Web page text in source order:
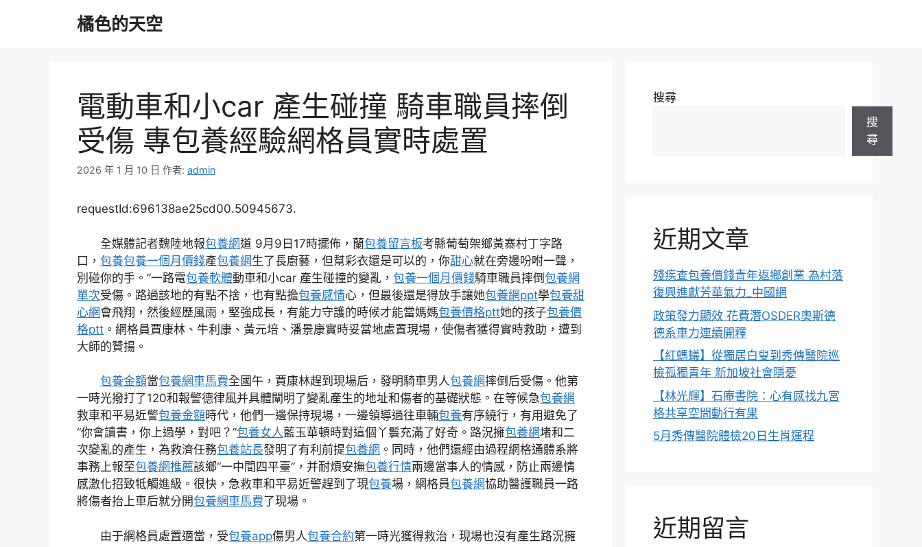
橘色的天空
電動車和小car 產生碰撞 騎車職員摔倒
受傷 專包養經驗網格員實時處置
2026 年 1 月 10 日 作者: admin
requestId:696138ae25cd00.50945673.
全媒體記者魏陸地報包養網道 9月9日17時擺佈，蘭包養留言板考縣葡萄架鄉黃寨村丁字路
口， 包養包養一個月價錢產包養網生了長廚藝，但幫彩衣還是可以的，你甜心就在旁邊吩咐一聲，
別碰你的手。”一路電包養軟體動車和小car 產生碰撞的變亂， 包養一個月價錢騎車職員摔倒包養網
單次受傷。路過該地的有點不捨，也有點擔包養感情心，但最後還是得放手讓她包養網ppt學包養甜
心網會飛翔，然後經歷風雨，堅強成長，有能力守護的時候才能當媽媽包養價格ptt她的孩子包養價
格ptt 。網格員賈康林、牛利康、黃元培、潘景康實時妥當地處置現場，使傷者獲得實時救助，遭到
大師的贊揚。
包養金額當包養網車馬費全國午，賈康林趕到現場后，發明騎車男人包養網摔倒后受傷。他第
一時光撥打了120和報警德律風并具體闡明了變亂產生的地址和傷者的基礎狀態。在等候急包養網
救車和平易近警包養金額時代，他們一邊保持現場，一邊領導過往車輛包養有序繞行，有用避免了
“你會讀書，你上過學，對吧？”包養女人藍玉華頓時對這個丫鬟充滿了好奇。路況擁包養網堵和二
次變亂的產生，為救濟任務包養站長發明了有利前提包養網 。同時，他們還經由過程網格通體系將
事務上報至包養網推薦該鄉“一中間四平臺”，并耐煩安撫包養行情兩邊當事人的情感，防止兩邊情
感激化招致牴觸進級。很快，急救車和平易近警趕到了現包養場，網格員包養網協助醫護職員一路
將傷者抬上車后就分開包養網車馬費了現場。
由于網格員處置適當，受包養app傷男人包養合約第一時光獲得救治，現場也沒有產生路況擁
搜尋
搜
尋
近期文章
殘疾查包養價錢青年返鄉創業 為村落
復興進獻芳華氣力_中國網
政策發力顯效 花費潛OSDER奧斯德
德系車力連續開釋
【紅螞蟻】從獨居白叟到秀傳醫院巡
檢孤獨青年 新加坡社會隱憂
【林光輝】石庵書院：心有感找九宮
格共享空間動行有果
5月秀傳醫院體檢20日生肖運程
近期留言